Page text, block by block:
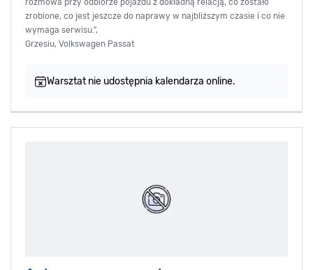
rozmowa przy odbiorze pojazdu z dokładną relacją, co zostało
zrobione, co jest jeszcze do naprawy w najbliższym czasie i co nie
wymaga serwisu.",
Grzesiu, Volkswagen Passat
Warsztat nie udostępnia kalendarza online.